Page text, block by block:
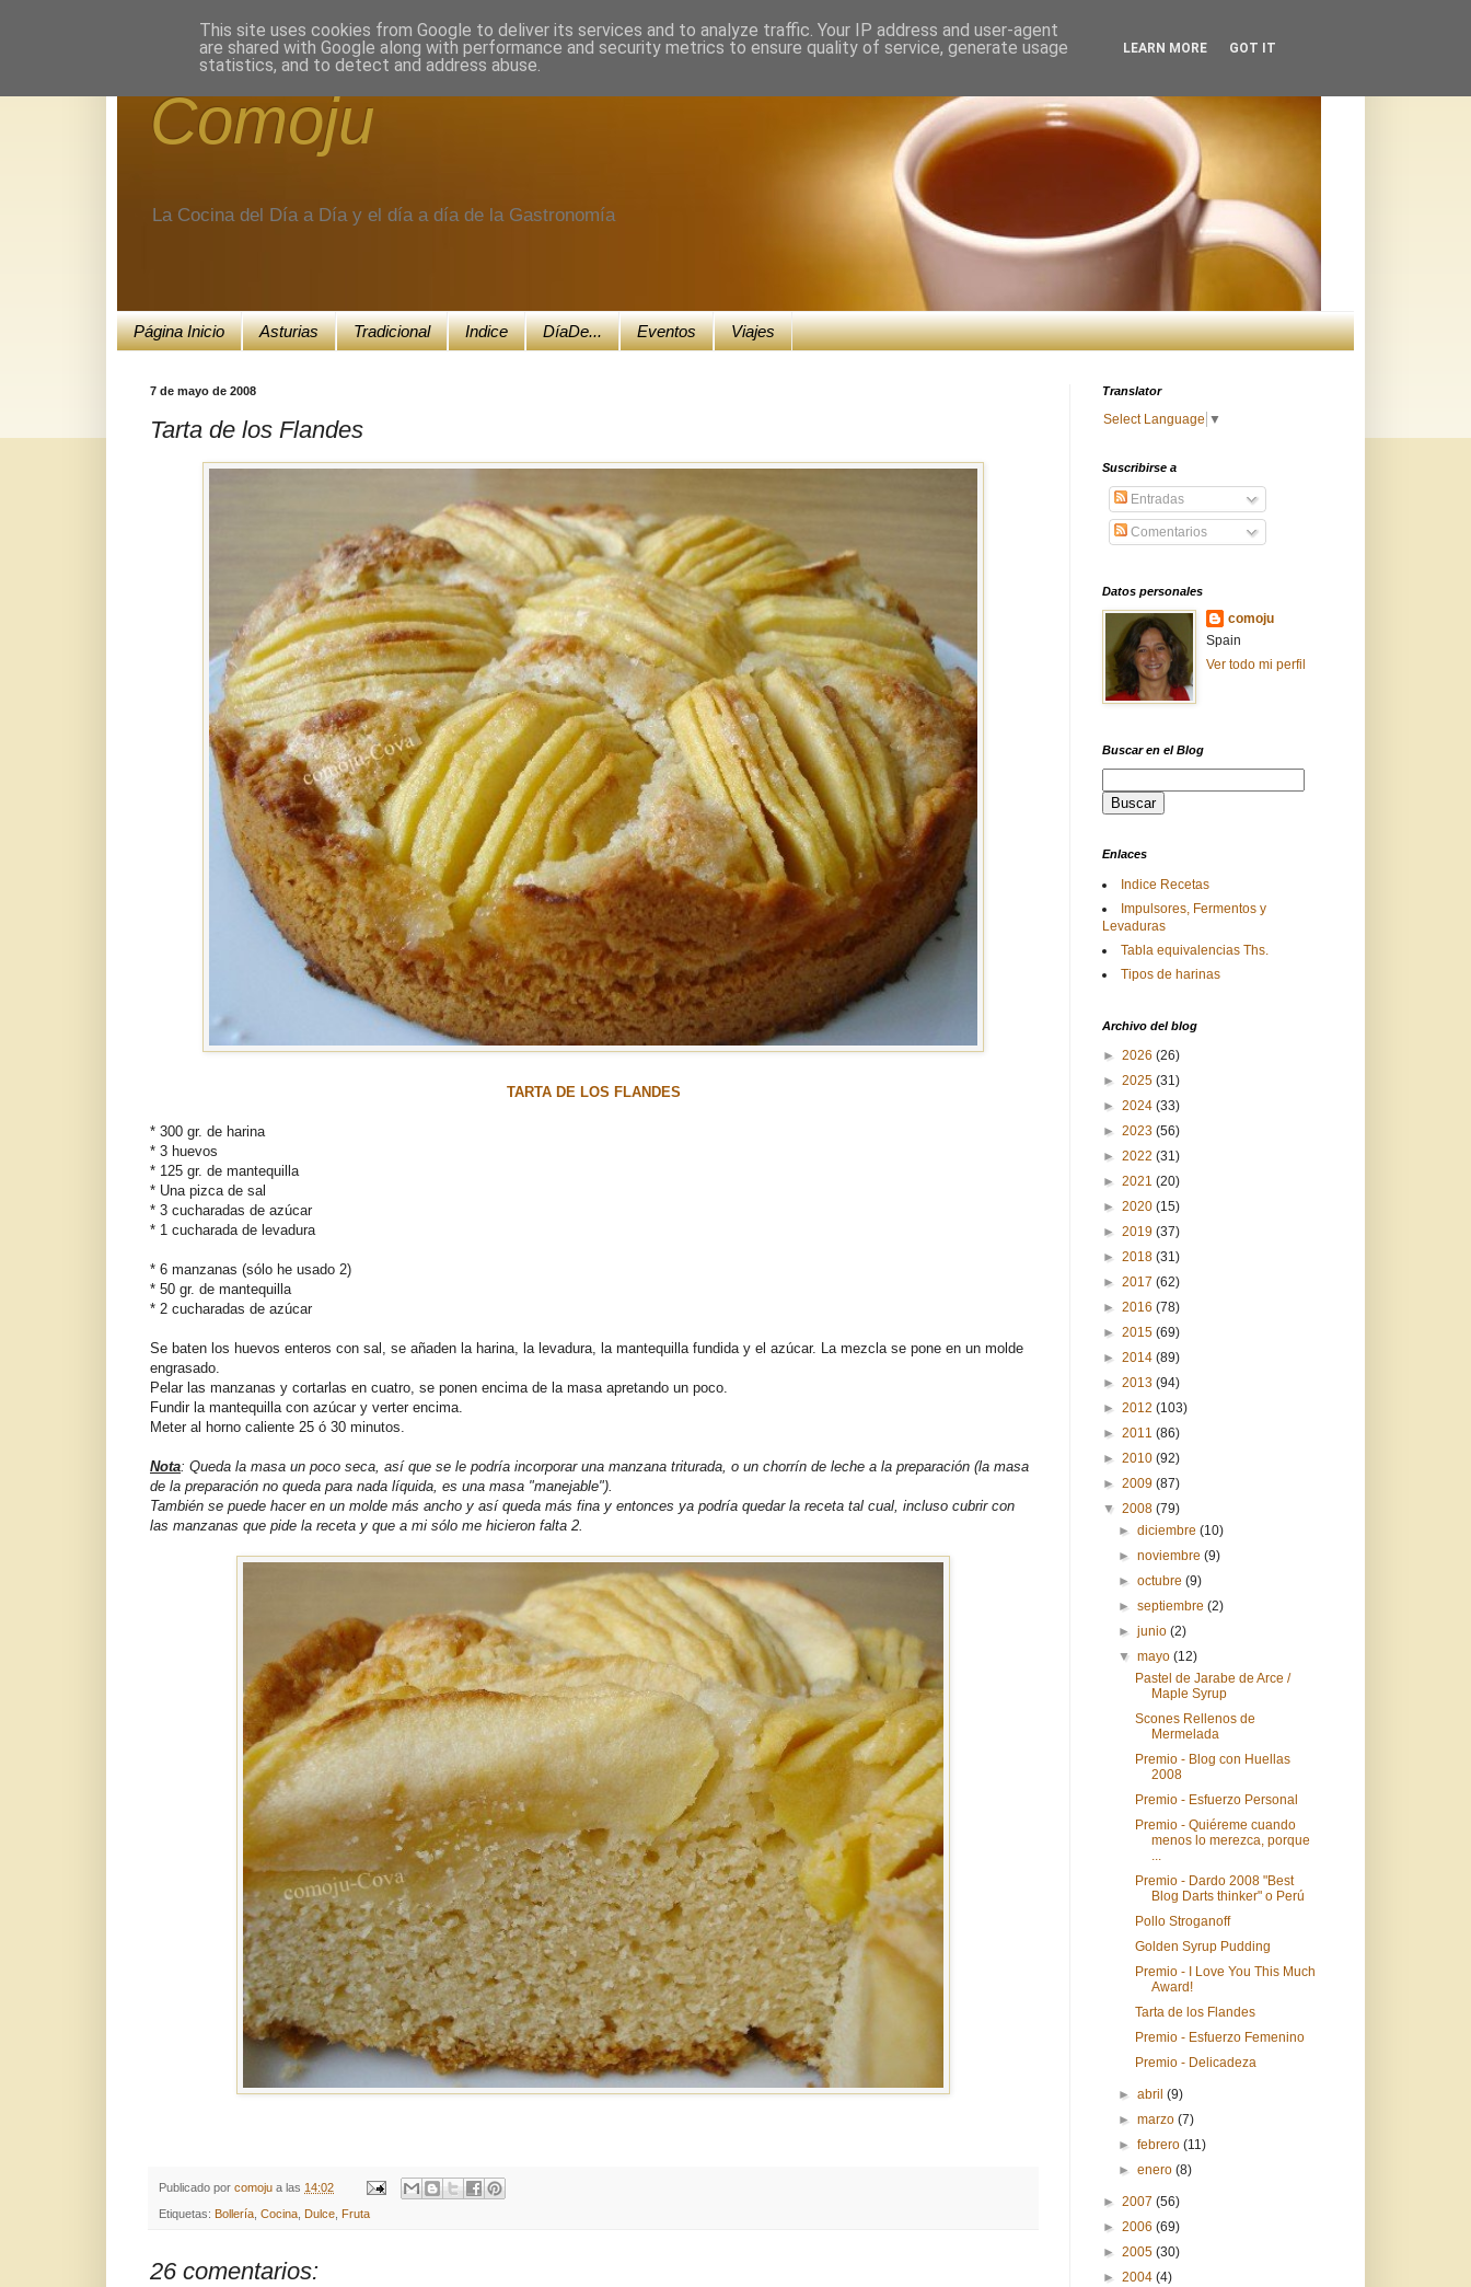
Comoju
La Cocina del Día a Día y el día a día de la Gastronomía
Página Inicio Asturias Tradicional Indice DíaDe... Eventos Viajes
7 de mayo de 2008
Tarta de los Flandes
TARTA DE LOS FLANDES
* 300 gr. de harina
* 3 huevos
* 125 gr. de mantequilla
* Una pizca de sal
* 3 cucharadas de azúcar
* 1 cucharada de levadura
* 6 manzanas (sólo he usado 2)
* 50 gr. de mantequilla
* 2 cucharadas de azúcar
Se baten los huevos enteros con sal, se añaden la harina, la levadura, la mantequilla fundida y el azúcar. La mezcla se pone en un molde
engrasado.
Pelar las manzanas y cortarlas en cuatro, se ponen encima de la masa apretando un poco.
Fundir la mantequilla con azúcar y verter encima.
Meter al horno caliente 25 ó 30 minutos.
Nota: Queda la masa un poco seca, así que se le podría incorporar una manzana triturada, o un chorrín de leche a la preparación (la masa
de la preparación no queda para nada líquida, es una masa "manejable").
También se puede hacer en un molde más ancho y así queda más fina y entonces ya podría quedar la receta tal cual, incluso cubrir con
las manzanas que pide la receta y que a mi sólo me hicieron falta 2.
Publicado por comoju a las 14:02
Etiquetas: Bollería Cocina Dulce Fruta
26 comentarios:
Translator
Select Language ▼
Suscribirse a
Entradas
Comentarios
Datos personales
comoju
Spain
Ver todo mi perfil
Buscar en el Blog
Enlaces
Indice Recetas
Impulsores, Fermentos y
Levaduras
Tabla equivalencias Ths.
Tipos de harinas
Archivo del blog
► 2026 (26)
► 2025 (31)
► 2024 (33)
► 2023 (56)
► 2022 (31)
► 2021 (20)
► 2020 (15)
► 2019 (37)
► 2018 (31)
► 2017 (62)
► 2016 (78)
► 2015 (69)
► 2014 (89)
► 2013 (94)
► 2012 (103)
► 2011 (86)
► 2010 (92)
► 2009 (87)
▼ 2008 (79)
►diciembre(10)
►noviembre(9)
►octubre(9)
►septiembre(2)
►junio(2)
▼mayo(12)
Pastel de Jarabe de Arce /
Maple Syrup
Scones Rellenos de
Mermelada
Premio - Blog con Huellas
2008
Premio - Esfuerzo Personal
Premio - Quiéreme cuando
menos lo merezca, porque
...
Premio - Dardo 2008 "Best
Blog Darts thinker" o Perú
Pollo Stroganoff
Golden Syrup Pudding
Premio - I Love You This Much
Award!
Tarta de los Flandes
Premio - Esfuerzo Femenino
Premio - Delicadeza
►abril(9)
►marzo(7)
►febrero(11)
►enero(8)
► 2007 (56)
► 2006 (69)
► 2005 (30)
► 2004 (4)
This site uses cookies from Google to deliver its services and to analyze traffic. Your IP address and user-agent
are shared with Google along with performance and security metrics to ensure quality of service, generate usage
statistics, and to detect and address abuse.
LEARN MORE GOT IT